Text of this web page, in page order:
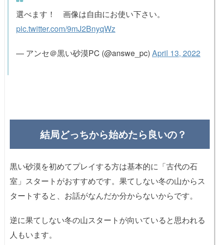
選べます！ 画像は自由にお使い下さい。
pic.twitter.com/9mJ2BnyqWz
— アンセ＠黒い砂漠PC (@answe_pc) April 13, 2022
結局どっちから始めたら良いの？
黒い砂漠を初めてプレイする方は基本的に「古代の石
室」スタートがおすすめです。果てしない冬の山からス
タートすると、お話がなんだか分からないからです。
逆に果てしない冬の山スタートが向いていると思われる
人もいます。